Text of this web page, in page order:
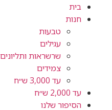
בית
חנות
טבעות
עגילים
שרשראות ותליונים
צמידים
עד 3,000 ש״ח
עד 2,000 ש״ח
הסיפור שלנו